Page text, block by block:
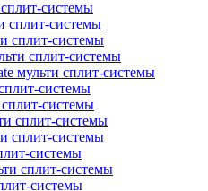
системы
сплит-системы
сплит-системы
сплит-системы
мульти сплит-системы
системы
системы
сплит-системы
сплит-системы
системы
сплит-системы
системы